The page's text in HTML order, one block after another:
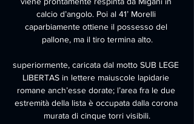
calcio d’angolo. Poi al 41’ Morelli
caparbiamente ottiene il possesso del
pallone, ma il tiro termina alto.
superiormente, caricata dal motto SUB LEGE
LIBERTAS in lettere maiuscole lapidarie
romane anch’esse dorate; l’area fra le due
estremità della lista è occupata dalla corona
murata di cinque torri visibili.